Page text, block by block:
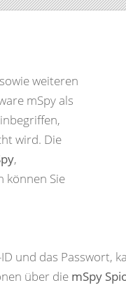
weiteren
mSpy als
wird. Die
,
können Sie
und das Passwort,
über die mSpy